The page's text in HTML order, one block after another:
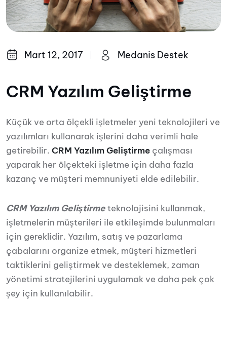
Mart 12, 2017 Medanis Destek
CRM Yazılım Geliştirme
Küçük ve orta ölçekli işletmeler yeni teknolojileri ve
yazılımları kullanarak işlerini daha verimli hale
getirebilir. CRM Yazılım Geliştirme çalışması
yaparak her ölçekteki işletme için daha fazla
kazanç ve müşteri memnuniyeti elde edilebilir.
CRM Yazılım Geliştirmeteknolojisini kullanmak,
işletmelerin müşterileri ile etkileşimde bulunmaları
için gereklidir. Yazılım, satış ve pazarlama
çabalarını organize etmek, müşteri hizmetleri
taktiklerini geliştirmek ve desteklemek, zaman
yönetimi stratejilerini uygulamak ve daha pek çok
şey için kullanılabilir.